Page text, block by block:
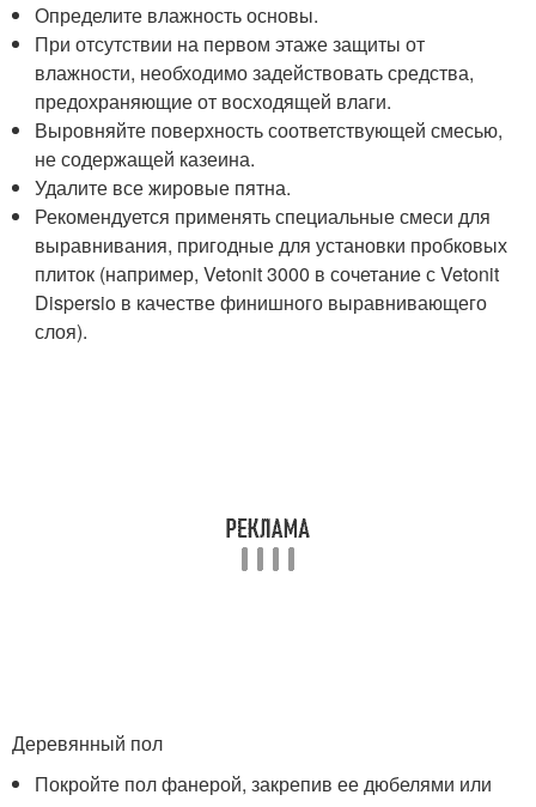
Определите влажность основы.
При отсутствии на первом этаже защиты от
влажности, необходимо задействовать средства,
предохраняющие от восходящей влаги.
Выровняйте поверхность соответствующей смесью,
не содержащей казеина.
Удалите все жировые пятна.
Рекомендуется применять специальные смеси для
выравнивания, пригодные для установки пробковых
плиток (например, Vetonit 3000 в сочетание с Vetonit
Dispersio в качестве финишного выравнивающего
слоя).
Деревянный пол
Покройте пол фанерой, закрепив ее дюбелями или